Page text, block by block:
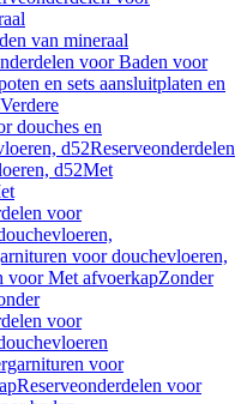
van mineraal
voor Baden voor
en sets aansluitplaten en
Verdere
douches en
d52Reserveonderdelen
d52Met
voor
voor douchevloeren,
voor Met afvoerkapZonder
voor
voor
Reserveonderdelen voor